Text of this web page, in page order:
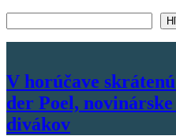
V horúčave
der Poel,
divákov